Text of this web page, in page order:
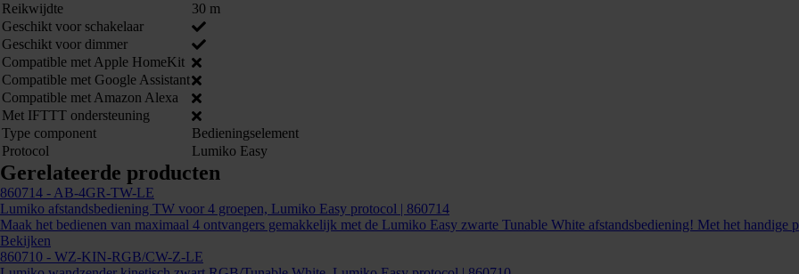
Reikwijdte
30 m
Geschikt voor schakelaar
Geschikt voor dimmer
Compatible met Apple HomeKit
Compatible met Google Assistant
Compatible met Amazon Alexa
Met IFTTT ondersteuning
Type component
Bedieningselement
Protocol
Lumiko Easy
Gerelateerde producten
860714 - AB-4GR-TW-LE
Lumiko afstandsbediening TW voor 4 groepen, Lumiko Easy protocol | 860714
Maak het bedienen van maximaal 4 ontvangers gemakkelijk met de Lumiko Easy zwarte Tunable White afstandsbediening! Met het handige
Bekijken
860710 - WZ-KIN-RGB/CW-Z-LE